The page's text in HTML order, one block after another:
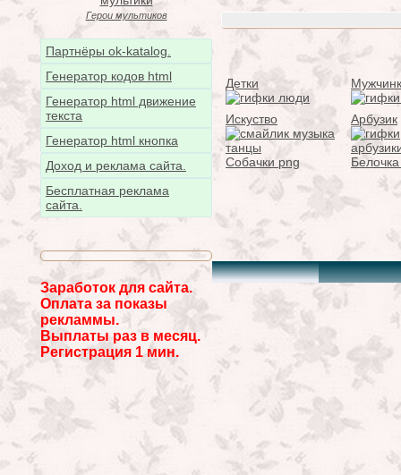
Герои мультиков
Партнёры ok-katalog.
Генератор кодов html
Генератор html движение
текста
Генератор html кнопка
Доход и реклама сайта.
Бесплатная реклама
сайта.
Заработок для сайта.
Оплата за показы
рекламмы.
Выплаты раз в месяц.
Регистрация 1 мин.
Детки
Искуство Арбузик
Собачки png